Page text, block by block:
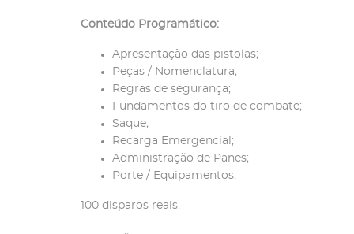
Conteúdo Programático:
Apresentação das pistolas;
Peças / Nomenclatura;
Regras de segurança;
Fundamentos do tiro de combate;
Saque;
Recarga Emergencial;
Administração de Panes;
Porte / Equipamentos;
100 disparos reais.